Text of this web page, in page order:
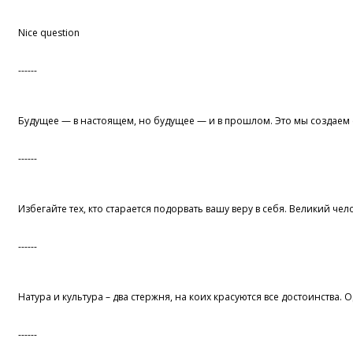
Nice question
------
Будущее — в настоящем, но будущее — и в прошлом. Это мы создаем
------
Избегайте тех, кто старается подорвать вашу веру в себя. Великий
------
Натура и культура – два стержня, на коих красуются все достоинства.
------